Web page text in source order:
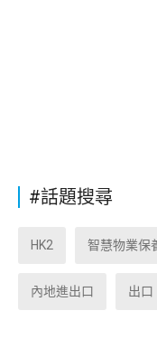
#話題搜尋
HK2 智慧物業保
內地進出口 出口